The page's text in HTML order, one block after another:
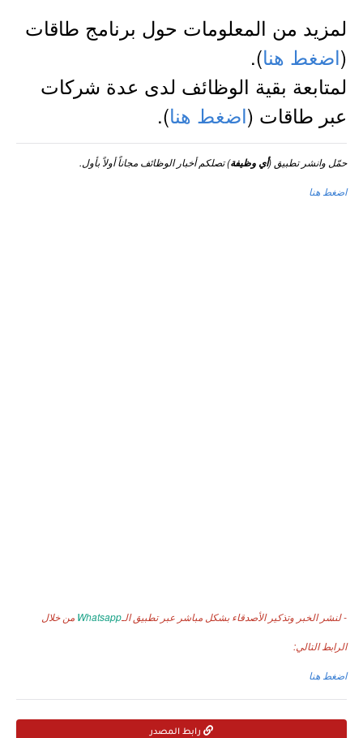
لمزيد من المعلومات حول برنامج طاقات
(اضغط هنا).
لمتابعة بقية الوظائف لدى عدة شركات
عبر طاقات (اضغط هنا).
حمّل وانشر تطبيق (أي وظيفة) تصلكم أخبار الوظائف مجاناً أولاً بأول.
اضغط هنا
- لنشر الخبر وتذكير الأصدقاء بشكل مباشر عبر تطبيق الـ Whatsapp من خلال
الرابط التالي:
اضغط هنا
رابط المصدر